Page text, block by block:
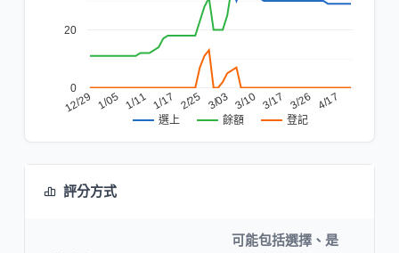
選上 餘額 登記
12/29 1/05 1/11 1/17 2/25 3/03 3/10 3/17 3/26 4/17
0
20
評分方式
可能包括選擇、是